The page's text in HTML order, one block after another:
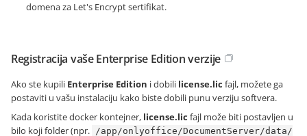
domena za Let's Encrypt sertifikat.
Registracija vaše Enterprise Edition verzije
Ako ste kupili Enterprise Edition i dobili license.lic fajl, možete ga
postaviti u vašu instalaciju kako biste dobili punu verziju softvera.
Kada koristite docker kontejner, license.lic fajl može biti postavljen u
bilo koji folder (npr. /app/onlyoffice/DocumentServer/data/